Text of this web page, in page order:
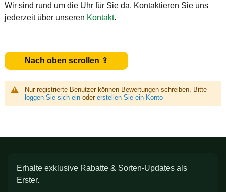
Wir sind rund um die Uhr für Sie da. Kontaktieren Sie uns
jederzeit über unseren Kontakt.
Nach oben scrollen ⇪
Nur registrierte Benutzer können Bewertungen schreiben. Bitte
loggen Sie sich einoder erstellen Sie ein Konto
Erhalte exklusive Rabatte & Sorten-Updates als
Erster.